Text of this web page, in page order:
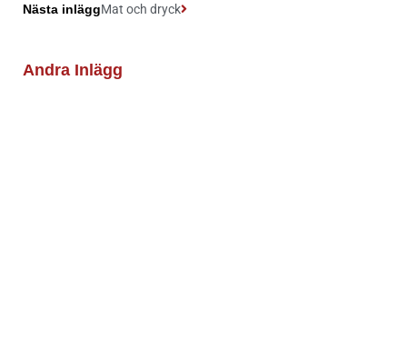
Nästa inläggMat och dryck
Andra Inlägg